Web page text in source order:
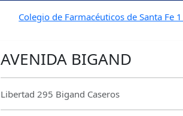
Colegio de Farmacéuticos de Santa Fe
AVENIDA BIGAND
Libertad 295 Bigand Caseros